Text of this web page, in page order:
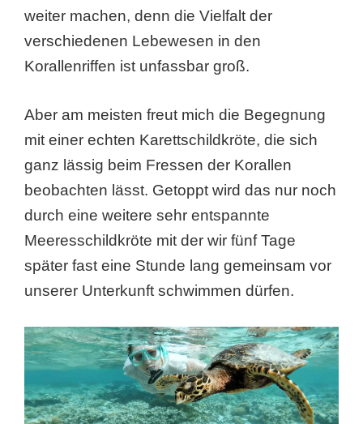
weiter machen, denn die Vielfalt der
verschiedenen Lebewesen in den
Korallenriffen ist unfassbar groß.
Aber am meisten freut mich die Begegnung
mit einer echten Karettschildkröte, die sich
ganz lässig beim Fressen der Korallen
beobachten lässt. Getoppt wird das nur noch
durch eine weitere sehr entspannte
Meeresschildkröte mit der wir fünf Tage
später fast eine Stunde lang gemeinsam vor
unserer Unterkunft schwimmen dürfen.